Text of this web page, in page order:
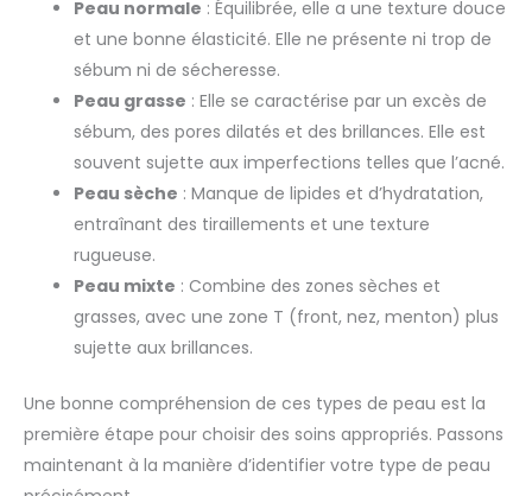
Peau normale : Équilibrée, elle a une texture douce
et une bonne élasticité. Elle ne présente ni trop de
sébum ni de sécheresse.
Peau grasse : Elle se caractérise par un excès de
sébum, des pores dilatés et des brillances. Elle est
souvent sujette aux imperfections telles que l’acné.
Peau sèche : Manque de lipides et d’hydratation,
entraînant des tiraillements et une texture
rugueuse.
Peau mixte : Combine des zones sèches et
grasses, avec une zone T (front, nez, menton) plus
sujette aux brillances.
Une bonne compréhension de ces types de peau est la
première étape pour choisir des soins appropriés. Passons
maintenant à la manière d’identifier votre type de peau